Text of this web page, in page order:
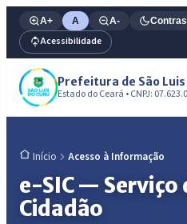
A+ A A-
Acessibilidade
Prefeitura de São Luis
Estado do Ceará • CNPJ:
Início Acesso à Informação
e-SIC — Serviço
Cidadão